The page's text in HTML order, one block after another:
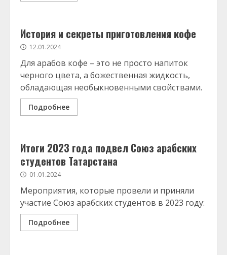
История и секреты приготовления кофе
12.01.2024
Для арабов кофе – это не просто напиток
черного цвета, а божественная жидкость,
обладающая необыкновенными свойствами.
Подробнее
Итоги 2023 года подвел Союз арабских
студентов Татарстана
01.01.2024
Мероприятия, которые провели и приняли
участие Союз арабских студентов в 2023 году:
Подробнее